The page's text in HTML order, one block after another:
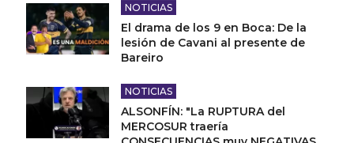
NOTICIAS
El drama de los 9 en Boca: De la
lesión de Cavani al presente de
Bareiro
NOTICIAS
ALSONFÍN: "La RUPTURA del
MERCOSUR traería